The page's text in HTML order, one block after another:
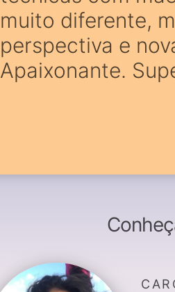
muito diferente,
perspectiva e
Apaixonante.